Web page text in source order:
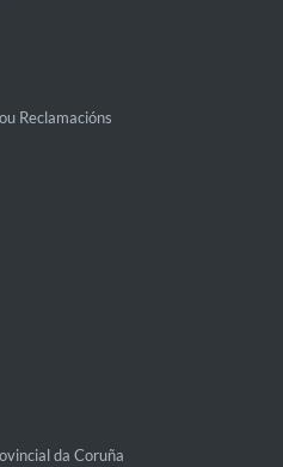
Reclamacións
da Coruña